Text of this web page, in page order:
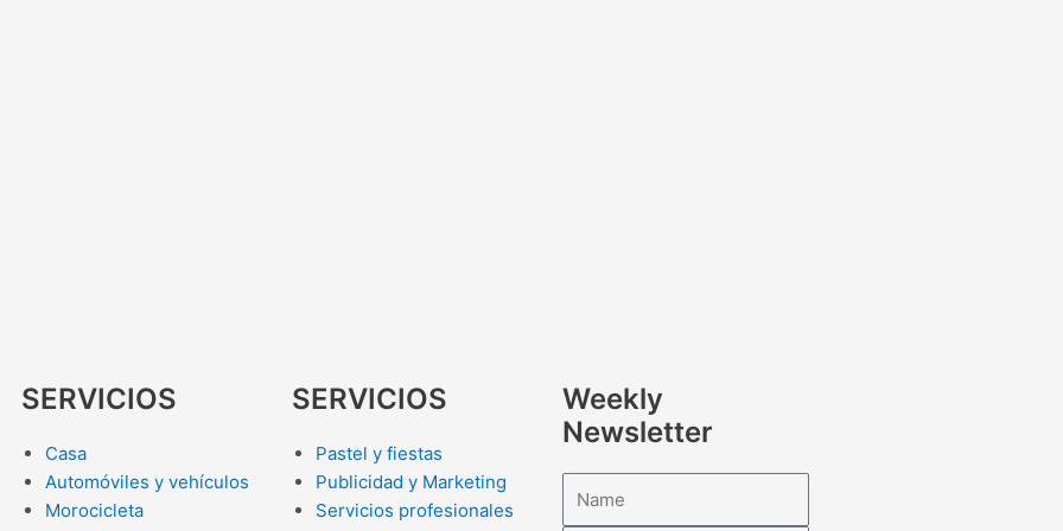
SERVICIOS
Casa
Automóviles y vehículos
Morocicleta
SERVICIOS
Pastel y fiestas
Publicidad y Marketing
Servicios profesionales
Weekly
Newsletter